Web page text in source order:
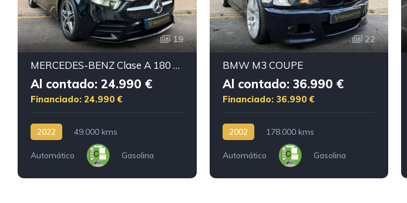
19
MERCEDES-BENZ Clase A 180 AMG
Al contado: 24.990 €
Financiado: 24.990 €
2022 49.000 kms
Automático Gasolina
22
BMW M3 COUPE
Al contado: 36.990 €
Financiado: 36.990 €
2002 178.000 kms
Automático Gasolina